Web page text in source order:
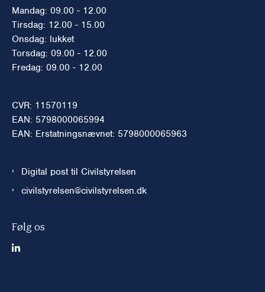
Mandag: 09.00 - 12.00
Tirsdag: 12.00 - 15.00
Onsdag: lukket
Torsdag: 09.00 - 12.00
Fredag: 09.00 - 12.00
CVR: 11570119
EAN: 5798000065994
EAN: Erstatningsnævnet: 5798000065963
Digital post til Civilstyrelsen
civilstyrelsen@civilstyrelsen.dk
Følg os